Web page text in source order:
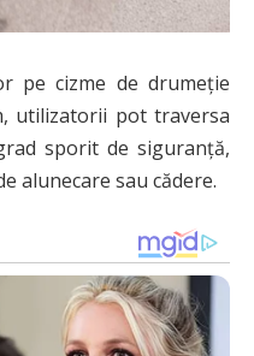
pe cizme de drumeție
utilizatorii pot traversa
sporit de siguranță,
alunecare sau cădere.